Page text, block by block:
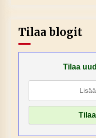
Tilaa blogit
Tilaa